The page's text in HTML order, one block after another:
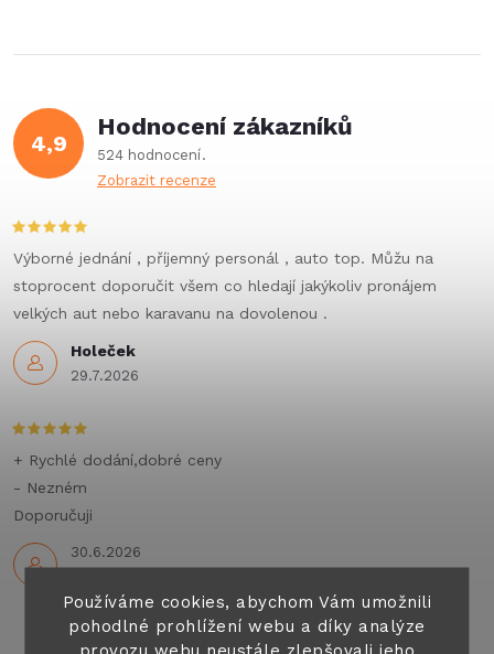
Používáme cookies, abychom Vám umožnili
pohodlné prohlížení webu a díky analýze
provozu webu neustále zlepšovali jeho
4,9
Hodnocení zákazníků
524 hodnocení
Zobrazit recenze
Holeček
29.7.2026
Výborné jednání , příjemný personál , auto top. Můžu na
stoprocent doporučit všem co hledají jakýkoliv pronájem
velkých aut nebo karavanu na dovolenou .
30.6.2026
+ Rychlé dodání,dobré ceny
- Nezném
Doporučuji